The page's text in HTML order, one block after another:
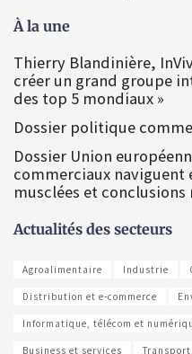
À la une
Thierry Blandinière,
créer un grand groupe
des top 5 mondiaux »
Dossier politique
Dossier Union
commerciaux naviguent
musclées et conclusions
Actualités des secteurs
Agroalimentaire Industrie
Distribution et e-commerce
Informatique, télécom et
Business et services